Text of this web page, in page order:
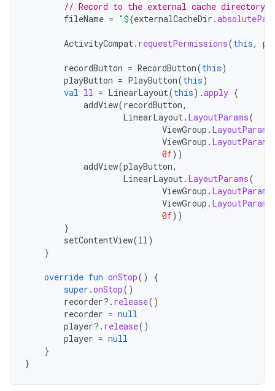
// Record to the external cache
fileName = "${externalCacheDir .
ActivityCompat. requestPermissions(this,
recordButton = RecordButton(this)
playButton = PlayButton(this)
val ll = LinearLayout(this).apply {
addView(recordButton,
LinearLayout. LayoutParams(
ViewGroup . LayoutParams
ViewGroup . LayoutParams
0f))
addView(playButton,
LinearLayout. LayoutParams(
ViewGroup . LayoutParams
ViewGroup . LayoutParams
0f))
}
setContentView(ll)
}
override fun onStop()
{
super .onStop()
recorder?. release()
recorder = null
player?. release()
player = null
}
}